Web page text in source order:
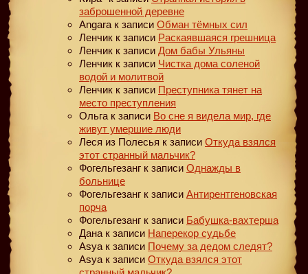
заброшенной деревне
Angara к записи Обман тёмных сил
Ленчик к записи Раскаявшаяся грешница
Ленчик к записи Дом бабы Ульяны
Ленчик к записи Чистка дома соленой
водой и молитвой
Ленчик к записи Преступника тянет на
место преступления
Ольга к записи Во сне я видела мир, где
живут умершие люди
Леся из Полесья к записи Откуда взялся
этот странный мальчик?
Фогельгезанг к записи Однажды в
больнице
Фогельгезанг к записи Антирентгеновская
порча
Фогельгезанг к записи Бабушка-вахтерша
Дана к записи Наперекор судьбе
Asya к записи Почему за дедом следят?
Asya к записи Откуда взялся этот